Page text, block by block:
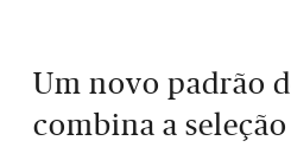
Um novo padrão
combina a